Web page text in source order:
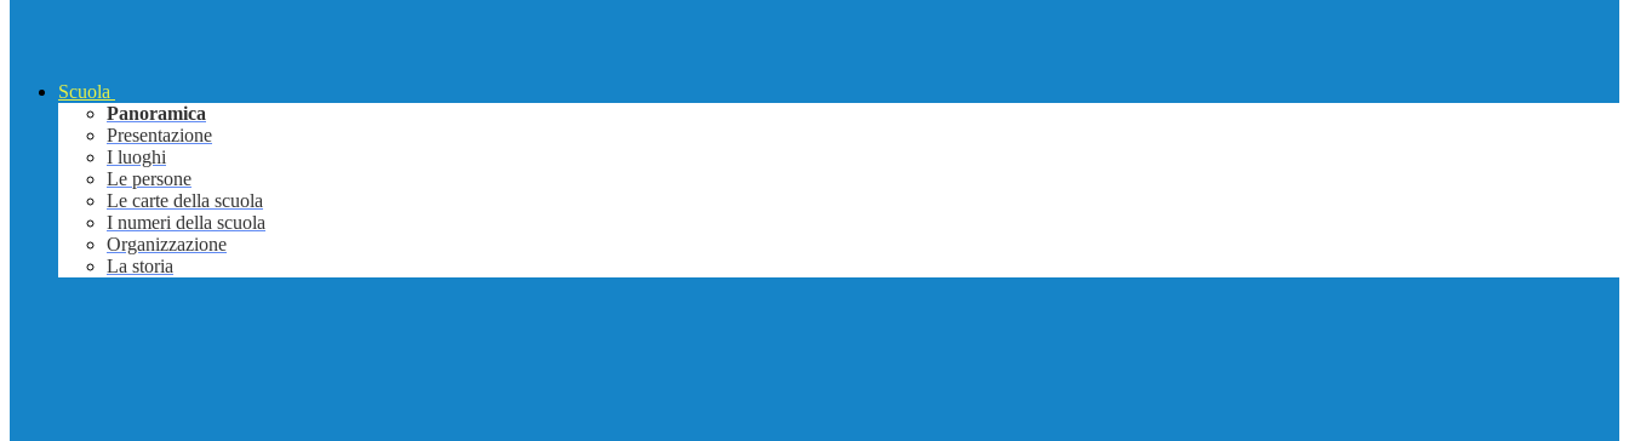
Scuola
Panoramica
Presentazione
I luoghi
Le persone
Le carte della scuola
I numeri della scuola
Organizzazione
La storia